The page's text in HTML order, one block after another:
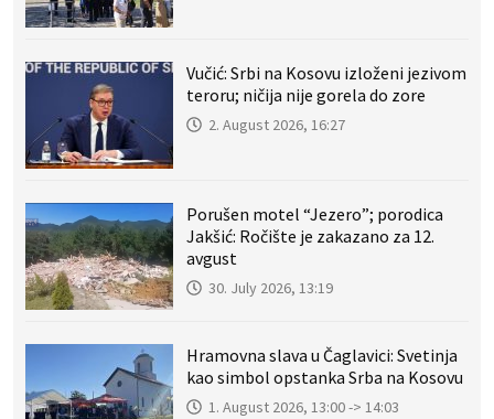
Vučić: Srbi na Kosovu izloženi jezivom
teroru; ničija nije gorela do zore
2. August 2026, 16:27
Porušen motel “Jezero”; porodica
Jakšić: Ročište je zakazano za 12.
avgust
30. July 2026, 13:19
Hramovna slava u Čaglavici: Svetinja
kao simbol opstanka Srba na Kosovu
1. August 2026, 13:00 -> 14:03